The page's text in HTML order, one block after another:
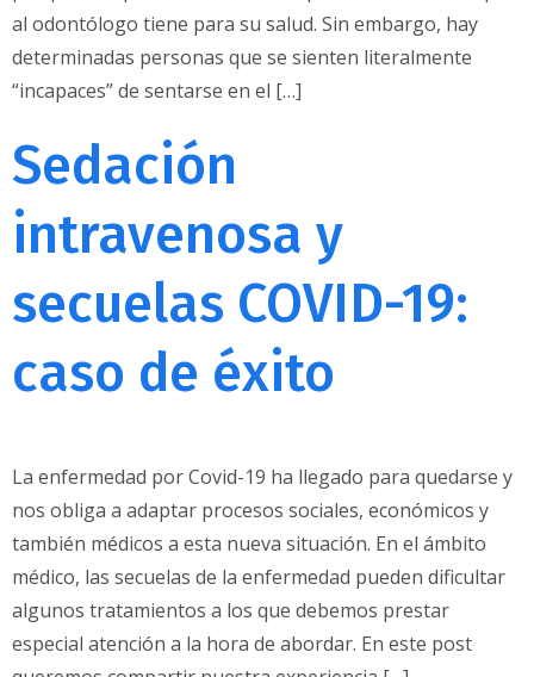
al odontólogo tiene para su salud. Sin embargo, hay
determinadas personas que se sienten literalmente
“incapaces” de sentarse en el […]
Sedación
intravenosa y
secuelas COVID-19:
caso de éxito
La enfermedad por Covid-19 ha llegado para quedarse y
nos obliga a adaptar procesos sociales, económicos y
también médicos a esta nueva situación. En el ámbito
médico, las secuelas de la enfermedad pueden dificultar
algunos tratamientos a los que debemos prestar
especial atención a la hora de abordar. En este post